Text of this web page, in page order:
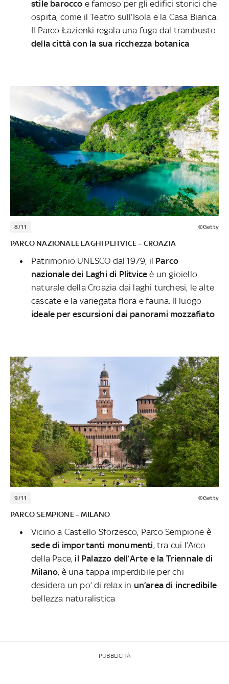
stile barocco e famoso per gli edifici storici che
ospita, come il Teatro sull’Isola e la Casa Bianca.
Il Parco Łazienki regala una fuga dal trambusto
della città con la sua ricchezza botanica
8/11 ©Getty
PARCO NAZIONALE LAGHI PLITVICE – CROAZIA
Patrimonio UNESCO dal 1979, il Parco
nazionale dei Laghi di Plitvice è un gioiello
naturale della Croazia dai laghi turchesi, le alte
cascate e la variegata flora e fauna. Il luogo
ideale per escursioni dai panorami mozzafiato
9/11 ©Getty
PARCO SEMPIONE – MILANO
Vicino a Castello Sforzesco, Parco Sempione è
sede di importanti monumenti, tra cui l’Arco
della Pace, il Palazzo dell’Arte e la Triennale di
Milano, è una tappa imperdibile per chi
desidera un po’ di relax in un’area di incredibile
bellezza naturalistica
PUBBLICITÀ